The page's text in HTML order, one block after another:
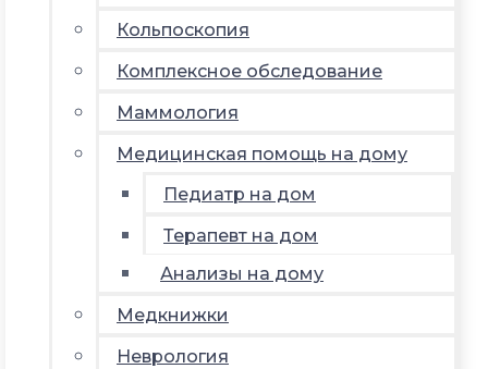
Кольпоскопия
Комплексное обследование
Маммология
Медицинская помощь на дому
Педиатр на дом
Терапевт на дом
Анализы на дому
Медкнижки
Неврология